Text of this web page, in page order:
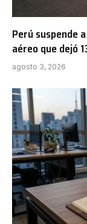
Perú suspende
aéreo que dejó
agosto 3, 2026